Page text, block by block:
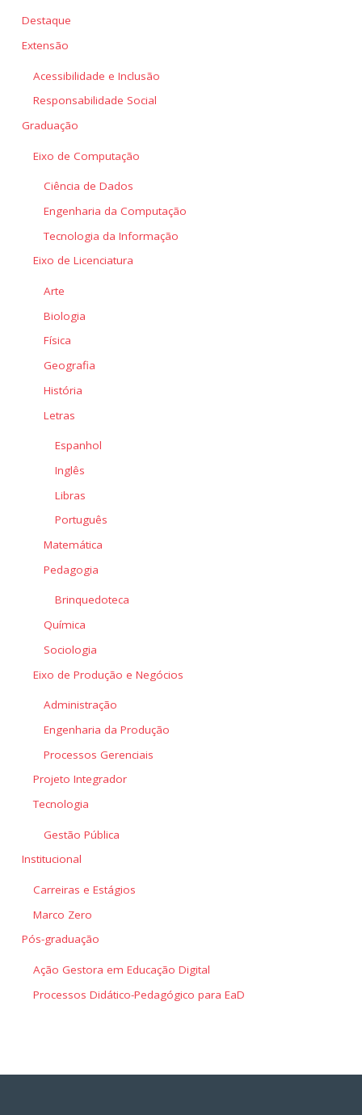
Destaque
Extensão
Acessibilidade e Inclusão
Responsabilidade Social
Graduação
Eixo de Computação
Ciência de Dados
Engenharia da Computação
Tecnologia da Informação
Eixo de Licenciatura
Arte
Biologia
Física
Geografia
História
Letras
Espanhol
Inglês
Libras
Português
Matemática
Pedagogia
Brinquedoteca
Química
Sociologia
Eixo de Produção e Negócios
Administração
Engenharia da Produção
Processos Gerenciais
Projeto Integrador
Tecnologia
Gestão Pública
Institucional
Carreiras e Estágios
Marco Zero
Pós-graduação
Ação Gestora em Educação Digital
Processos Didático-Pedagógico para EaD